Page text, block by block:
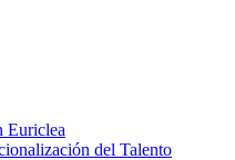
Euriclea
del Talento